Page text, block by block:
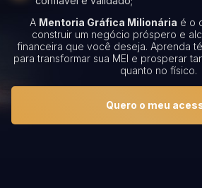
A Mentoria Gráfica Milionária é o
construir um negócio próspero e
financeira que você deseja. Aprenda
para transformar sua MEI e prosperar
quanto no físico.
Quero o meu